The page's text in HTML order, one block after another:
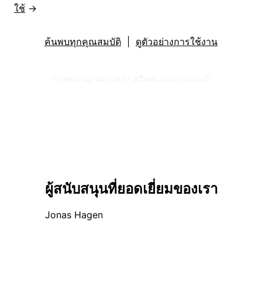
ใช้ →
ค้นพบทุกคุณสมบัติ ดูตัวอย่างการใช้งาน
ผู้สนับสนุนที่ยอดเยี่ยมของเรา
Jonas Hagen